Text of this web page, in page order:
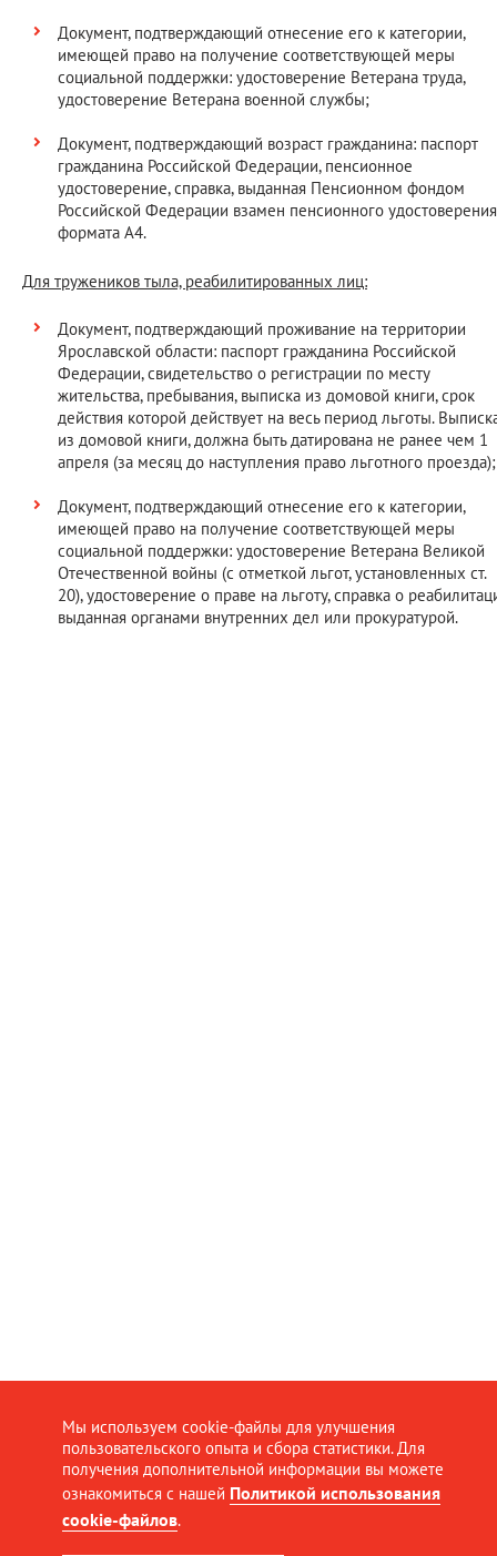
Мы используем cookie-файлы для улучшения
пользовательского опыта и сбора статистики. Для
получения дополнительной информации вы можете
ознакомиться с нашей Политикой использования
cookie-файлов.
Документ, подтверждающий отнесение его к категории,
имеющей право на получение соответствующей меры
социальной поддержки: удостоверение Ветерана труда,
удостоверение Ветерана военной службы;
Документ, подтверждающий возраст гражданина: паспорт
гражданина Российской Федерации, пенсионное
удостоверение, справка, выданная Пенсионном фондом
Российской Федерации взамен пенсионного удостоверения
формата А4.
Для тружеников тыла, реабилитированных лиц:
Документ, подтверждающий проживание на территории
Ярославской области: паспорт гражданина Российской
Федерации, свидетельство о регистрации по месту
жительства, пребывания, выписка из домовой книги, срок
действия которой действует на весь период льготы.
из домовой книги, должна быть датирована не ранее чем 1
апреля (за месяц до наступления право льготного проезда);
Документ, подтверждающий отнесение его к категории,
имеющей право на получение соответствующей меры
социальной поддержки: удостоверение Ветерана Великой
Отечественной войны (с отметкой льгот, установленных ст.
20), удостоверение о праве на льготу, справка о
выданная органами внутренних дел или прокуратурой.